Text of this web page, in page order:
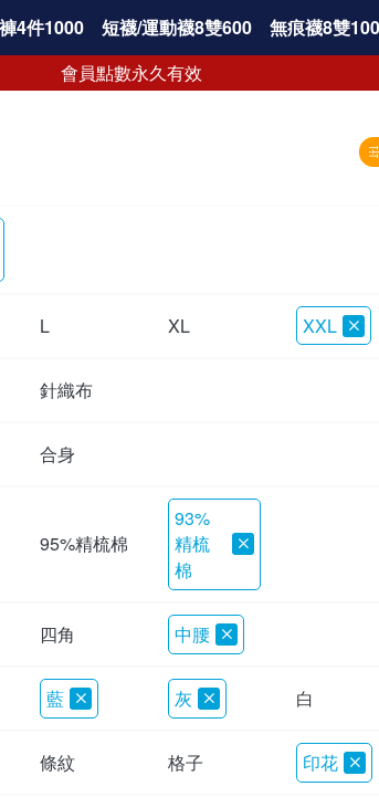
4件1000 短襪/運動襪8雙600 無痕襪8雙
會員點數永久有效
L XL XXL
針織布
合身
95%精梳棉
93%
精梳
棉
四角 中腰
藍 灰 白
條紋 格子 印花